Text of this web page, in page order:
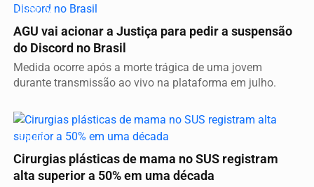
JUSTIÇA
AGU vai acionar a Justiça para pedir a suspensão
do Discord no Brasil
Medida ocorre após a morte trágica de uma jovem
durante transmissão ao vivo na plataforma em julho.
SAÚDE
Cirurgias plásticas de mama no SUS registram
alta superior a 50% em uma década